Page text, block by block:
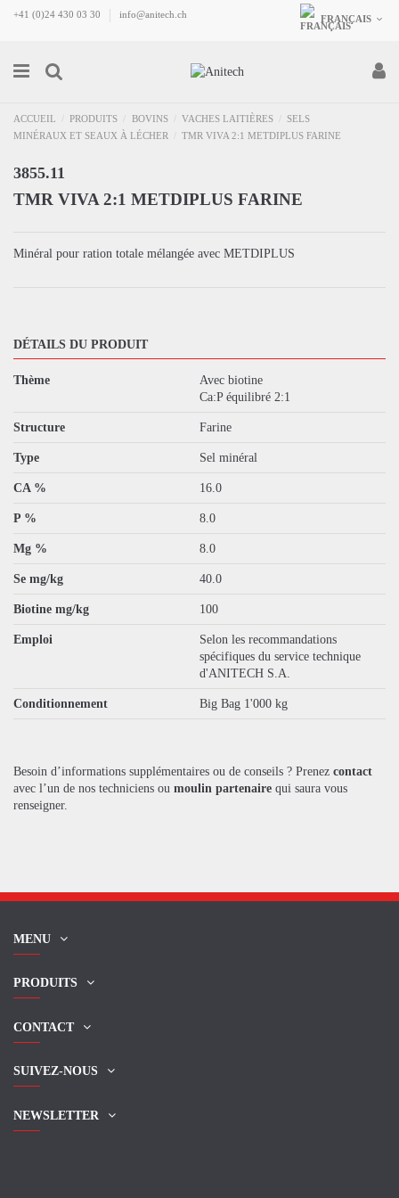
+41 (0)24 430 03 30 info@anitech.ch FRANÇAIS
ACCUEIL PRODUITS BOVINS VACHES LAITIÈRES
SELS
MINÉRAUX ET SEAUX À LÉCHER
TMR VIVA 2:1 METDIPLUS FARINE
3855.11
TMR VIVA 2:1 METDIPLUS FARINE
Minéral pour ration totale mélangée avec METDIPLUS
DÉTAILS DU PRODUIT
Thème
Avec biotine
Ca:P équilibré 2:1
Structure Farine
Type Sel minéral
CA % 16.0
P % 8.0
Mg % 8.0
Se mg/kg 40.0
Biotine mg/kg 100
Emploi
Selon les recommandations
spécifiques du service technique
d'ANITECH S.A.
Conditionnement Big Bag 1'000 kg
Besoin d’informations supplémentaires ou de conseils ? Prenez contact
avec l’un de nos techniciens ou moulin partenaire qui saura vous
renseigner.
MENU
PRODUITS
CONTACT
SUIVEZ-NOUS
NEWSLETTER